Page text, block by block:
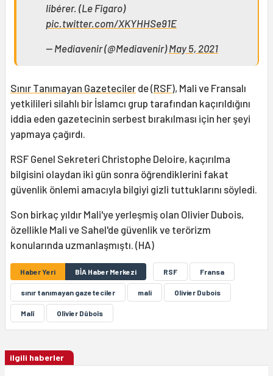
libérer. (Le Figaro)
pic.twitter.com/XKYHHSe91E
— Mediavenir (@Mediavenir)May 5, 2021
Sınır Tanımayan Gazeteciler de (RSF), Mali ve Fransalı
yetkilileri silahlı bir İslamcı grup tarafından kaçırıldığını
iddia eden gazetecinin serbest bırakılması için her şeyi
yapmaya çağırdı.
RSF Genel Sekreteri Christophe Deloire, kaçırılma
bilgisini olaydan iki gün sonra öğrendiklerini fakat
güvenlik önlemi amacıyla bilgiyi gizli tuttuklarını söyledi.
Son birkaç yıldır Mali'ye yerleşmiş olan Olivier Dubois,
özellikle Mali ve Sahel'de güvenlik ve terörizm
konularında uzmanlaşmıştı. (HA)
Haber Yeri BİA Haber Merkezi RSF Fransa
sınır tanımayan gazeteciler mali Olivier Dubois
Malî Olîvîer Dûboîs
ilgili haberler